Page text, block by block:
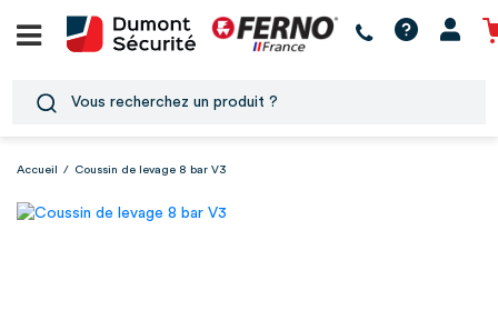
Accueil / Coussin de levage 8 bar V3